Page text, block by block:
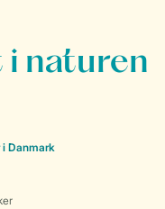
i naturen
i Danmark